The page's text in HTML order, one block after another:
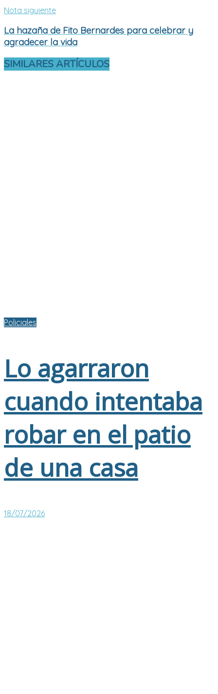
Nota siguiente
La hazaña de Fito Bernardes para celebrar y
agradecer la vida
SIMILARES ARTÍCULOS
Policiales
Lo agarraron
cuando intentaba
robar en el patio
de una casa
18/07/2026